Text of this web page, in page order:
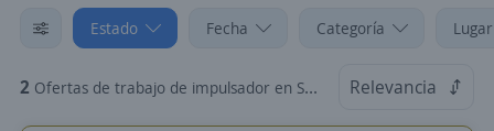
Estado Fecha Categoría
2 Ofertas de trabajo de impulsador en Solidaridad, Quintana Roo Relevancia